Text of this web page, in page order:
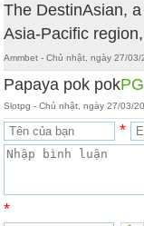
The DestinAsian,
Asia-Pacific region,
Ammbet - Chủ nhật, ngày 27/
Papaya pok pok
Slotpg - Chủ nhật, ngày 27/03/
*
*